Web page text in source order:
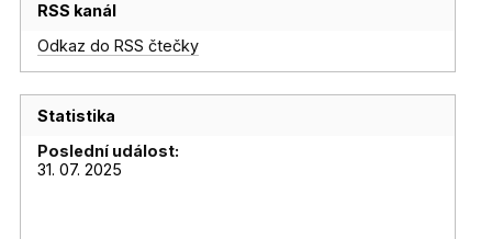
RSS kanál
Odkaz do RSS čtečky
Statistika
Poslední událost:
31. 07. 2025